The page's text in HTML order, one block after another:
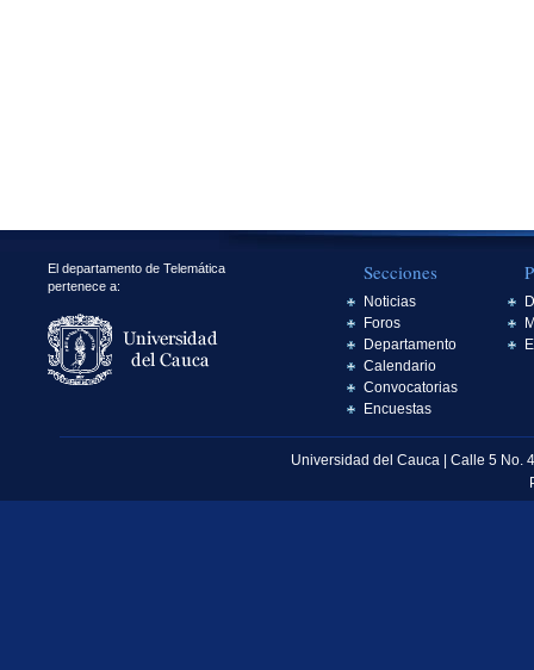
El departamento de Telemática
pertenece a:
Secciones
Noticias
Foros
Departamento
Calendario
Convocatorias
Encuestas
Universidad del Cauca | Calle 5 No.